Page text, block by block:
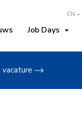
EN
Job Days
vacature